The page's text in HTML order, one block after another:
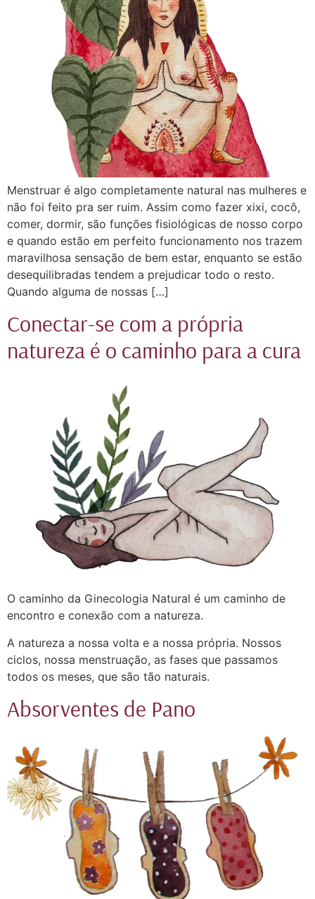
Menstruar é algo completamente natural nas mulheres e
não foi feito pra ser ruim. Assim como fazer xixi, cocô,
comer, dormir, são funções fisiológicas de nosso corpo
e quando estão em perfeito funcionamento nos trazem
maravilhosa sensação de bem estar, enquanto se estão
desequilibradas tendem a prejudicar todo o resto. ⠀
Quando alguma de nossas […]
Conectar-se com a própria
natureza é o caminho para a cura
O caminho da Ginecologia Natural é um caminho de
encontro e conexão com a natureza.
A natureza a nossa volta e a nossa própria. Nossos
ciclos, nossa menstruação, as fases que passamos
todos os meses, que são tão naturais.
Absorventes de Pano